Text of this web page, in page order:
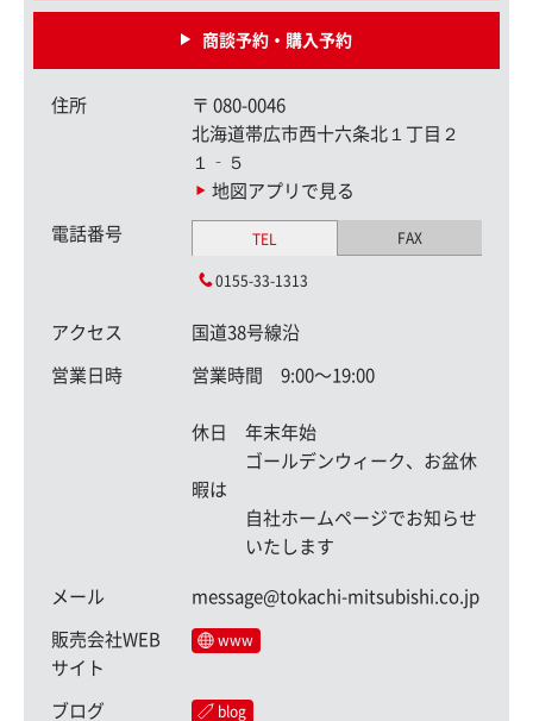
商談予約・購入予約
住所 〒 080-0046
北海道帯広市西十六条北１丁目２
１‐５
地図アプリで見る
電話番号 TEL FAX
0155-33-1313
アクセス 国道38号線沿
営業日時 営業時間 9:00〜19:00
休日 年末年始
ゴールデンウィーク、お盆休
暇は
自社ホームページでお知らせ
いたします
メール message@tokachi-mitsubishi.co.jp
販売会社WEB
サイト
www
ブログ blog